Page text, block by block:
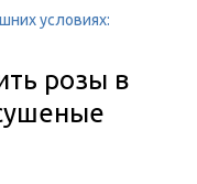
условиях:
розы в